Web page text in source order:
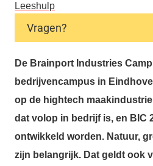
Leeshulp
Vragen?
De Brainport Industries
bedrijvencampus in
op de hightech
dat volop in bedrijf is, en BIC
ontwikkeld worden. Natuur,
zijn belangrijk. Dat geldt ook